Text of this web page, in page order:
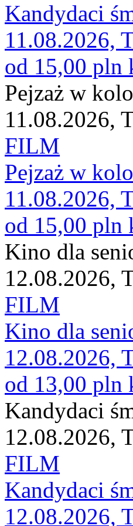
Kandydaci
11.08.2026,
od 15,00 pln
Pejzaż w
11.08.2026,
FILM
Pejzaż w
11.08.2026,
od 15,00 pln
Kino dla
12.08.2026,
FILM
Kino dla
12.08.2026,
od 13,00 pln
Kandydaci
12.08.2026,
FILM
Kandydaci
12.08.2026,